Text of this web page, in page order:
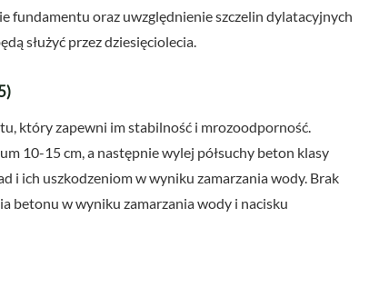
fundamentu oraz uwzględnienie szczelin dylatacyjnych
służyć przez dziesięciolecia.
który zapewni im stabilność i mrozoodporność.
10-15 cm, a następnie wylej półsuchy beton klasy
i ich uszkodzeniom w wyniku zamarzania wody. Brak
betonu w wyniku zamarzania wody i nacisku